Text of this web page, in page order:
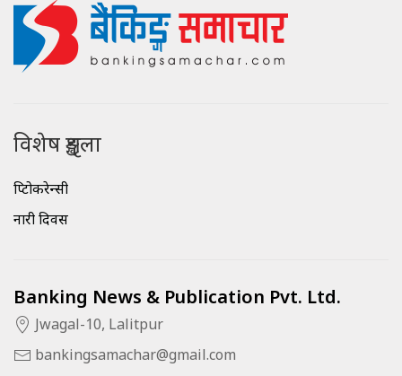
विशेष शृङ्खला
क्रिप्टोकरेन्सी
नारी दिवस
Banking News & Publication Pvt. Ltd.
Jwagal-10, Lalitpur
bankingsamachar@gmail.com